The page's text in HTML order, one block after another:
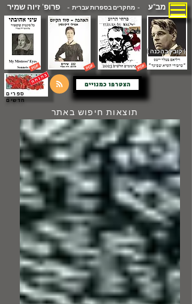
מב"ע - מחקרים בספרות עברית -פרופ' זיוה שמיר
( קובץ בהכנה )
הצטרפו כמנויים
ספרים
חדשים
תוצאות חיפוש באתר